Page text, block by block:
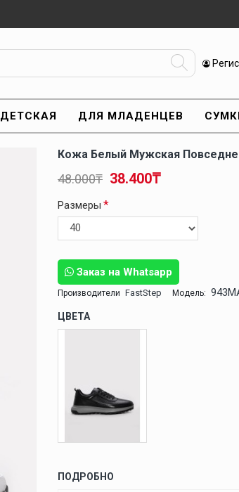
ДЕТСКАЯ ДЛЯ МЛАДЕНЦЕВ
Кожа Белый Мужская
Заказ на Whatsapp
Производители FastStep Модель:
38.400₸
48.000₸
Размеры
ЦВЕТА
ПОДРОБНО